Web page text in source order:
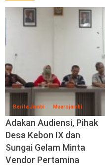
Berita Jambi Muarojambi
Adakan Audiensi, Pihak
Desa Kebon IX dan
Sungai Gelam Minta
Vendor Pertamina